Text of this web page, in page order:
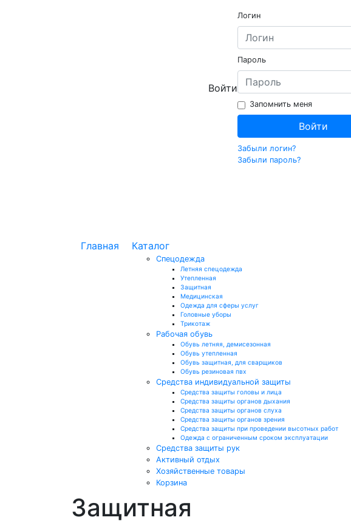
Войти
Логин
Пароль
Запомнить меня
Войти
Забыли логин?
Забыли пароль?
Главная Каталог
Спецодежда
Летняя спецодежда
Утепленная
Защитная
Медицинская
Одежда для сферы услуг
Головные уборы
Трикотаж
Рабочая обувь
Обувь летняя, демисезонная
Обувь утепленная
Обувь защитная, для сварщиков
Обувь резиновая пвх
Средства индивидуальной защиты
Средства защиты головы и лица
Средства защиты органов дыхания
Средства защиты органов слуха
Средства защиты органов зрения
Средства защиты при проведении высотных работ
Одежда с ограниченным сроком эксплуатации
Средства защиты рук
Активный отдых
Хозяйственные товары
Корзина
Защитная